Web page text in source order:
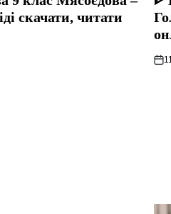
скачати, читати